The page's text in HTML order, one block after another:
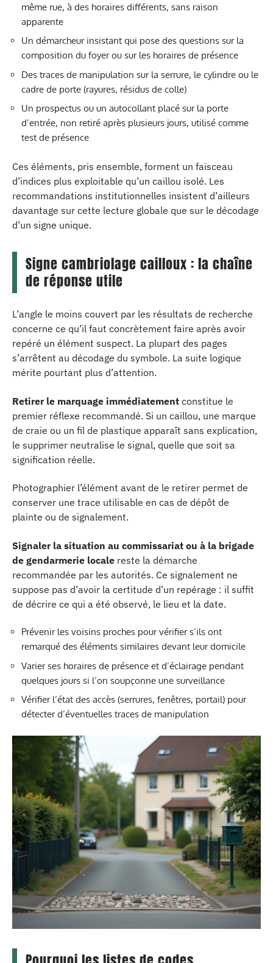
même rue, à des horaires différents, sans raison
apparente
Un démarcheur insistant qui pose des questions sur la
composition du foyer ou sur les horaires de présence
Des traces de manipulation sur la serrure, le cylindre ou le
cadre de porte (rayures, résidus de colle)
Un prospectus ou un autocollant placé sur la porte
d’entrée, non retiré après plusieurs jours, utilisé comme
test de présence
Ces éléments, pris ensemble, forment un faisceau
d’indices plus exploitable qu’un caillou isolé. Les
recommandations institutionnelles insistent d’ailleurs
davantage sur cette lecture globale que sur le décodage
d’un signe unique.
Signe cambriolage cailloux : la chaîne
de réponse utile
L’angle le moins couvert par les résultats de recherche
concerne ce qu’il faut concrètement faire après avoir
repéré un élément suspect. La plupart des pages
s’arrêtent au décodage du symbole. La suite logique
mérite pourtant plus d’attention.
Retirer le marquage immédiatement constitue le
premier réflexe recommandé. Si un caillou, une marque
de craie ou un fil de plastique apparaît sans explication,
le supprimer neutralise le signal, quelle que soit sa
signification réelle.
Photographier l’élément avant de le retirer permet de
conserver une trace utilisable en cas de dépôt de
plainte ou de signalement.
Signaler la situation au commissariat ou à la brigade
de gendarmerie locale reste la démarche
recommandée par les autorités. Ce signalement ne
suppose pas d’avoir la certitude d’un repérage : il suffit
de décrire ce qui a été observé, le lieu et la date.
Prévenir les voisins proches pour vérifier s’ils ont
remarqué des éléments similaires devant leur domicile
Varier ses horaires de présence et d’éclairage pendant
quelques jours si l’on soupçonne une surveillance
Vérifier l’état des accès (serrures, fenêtres, portail) pour
détecter d’éventuelles traces de manipulation